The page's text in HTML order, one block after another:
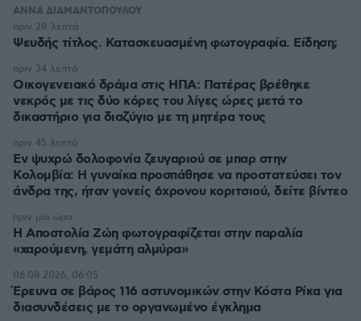
ΑΝΝΑ ΔΙΑΜΑΝΤΟΠΟΥΛΟΥ
Ψευδής τίτλος. Κατασκευασμένη φωτογραφία. Είδηση;
πριν 28 λεπτά
Οικογενειακό δράμα στις ΗΠΑ: Πατέρας βρέθηκε
νεκρός με τις δύο κόρες του λίγες ώρες μετά το
δικαστήριο για διαζύγιο με τη μητέρα τους
πριν 34 λεπτά
Εν ψυχρώ δολοφονία ζευγαριού σε μπαρ στην
Κολομβία: Η γυναίκα προσπάθησε να προστατεύσει τον
άνδρα της, ήταν γονείς 6χρονου κοριτσιού, δείτε βίντεο
πριν 45 λεπτά
H Αποστολία Ζώη φωτογραφίζεται στην παραλία
«χαρούμενη, γεμάτη αλμύρα»
πριν μία ώρα
Έρευνα σε βάρος 116 αστυνομικών στην Κόστα Ρίκα για
διασυνδέσεις με το οργανωμένο έγκλημα
06.08.2026, 06:05